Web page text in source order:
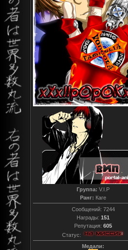
Группа: V.I.P
Ранг: Каге
Сообщений: 7244
Награды: 151
Репутация: 605
Статус:
Медали: